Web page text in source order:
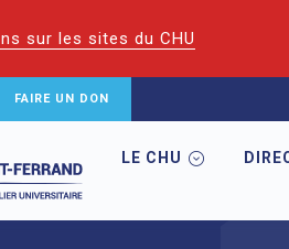
sur les sites du CHU
FAIRE UN DON
LE CHU
| Écoles et Instituts de Formation en